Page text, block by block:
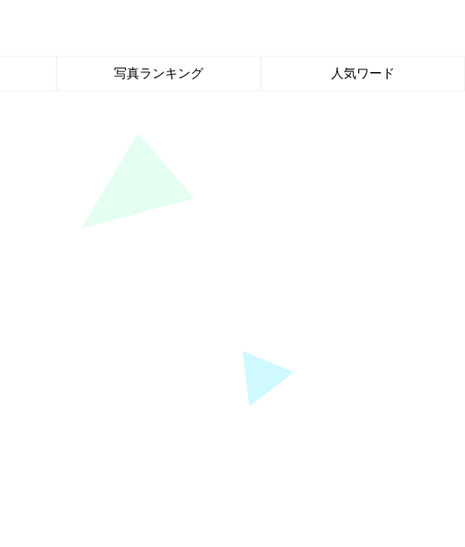
写真ランキング 人気ワード